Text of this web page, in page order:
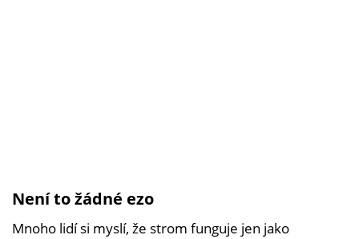
Není to žádné ezo
Mnoho lidí si myslí, že strom funguje jen jako